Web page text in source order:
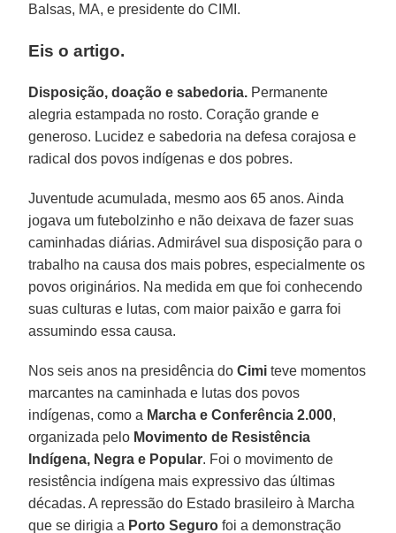
Balsas, MA, e presidente do CIMI.
Eis o artigo.
Disposição, doação e sabedoria. Permanente
alegria estampada no rosto. Coração grande e
generoso. Lucidez e sabedoria na defesa corajosa e
radical dos povos indígenas e dos pobres.
Juventude acumulada, mesmo aos 65 anos. Ainda
jogava um futebolzinho e não deixava de fazer suas
caminhadas diárias. Admirável sua disposição para o
trabalho na causa dos mais pobres, especialmente os
povos originários. Na medida em que foi conhecendo
suas culturas e lutas, com maior paixão e garra foi
assumindo essa causa.
Nos seis anos na presidência doCimi teve momentos
marcantes na caminhada e lutas dos povos
indígenas, como a Marcha e Conferência 2.000,
organizada pelo Movimento de Resistência
Indígena, Negra e Popular. Foi o movimento de
resistência indígena mais expressivo das últimas
décadas. A repressão do Estado brasileiro à Marcha
que se dirigia a Porto Seguro foi a demonstração